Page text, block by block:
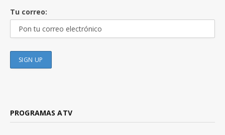
Tu correo:
PROGRAMAS ATV